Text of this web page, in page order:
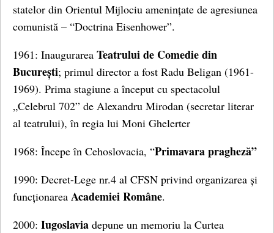
statelor din Orientul Mijlociu amenințate de agresiunea
comunistă – “Doctrina Eisenhower”.
1961: Inaugurarea Teatrului de Comedie din
București; primul director a fost Radu Beligan (1961-
1969). Prima stagiune a început cu spectacolul
„Celebrul 702” de Alexandru Mirodan (secretar literar
al teatrului), în regia lui Moni Ghelerter
1968: Începe în Cehoslovacia, “Primavara pragheză”
1990: Decret-Lege nr.4 al CFSN privind organizarea și
funcționarea Academiei Române.
2000: Iugoslavia depune un memoriu la Curtea